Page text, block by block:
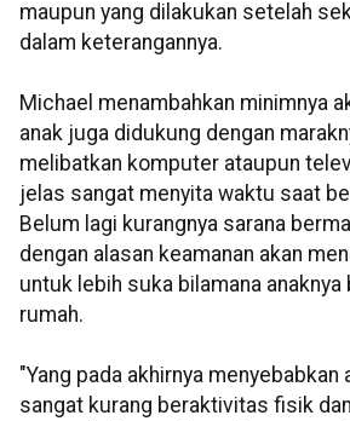
maupun yang dilakukan setelah
dalam keterangannya.
Michael menambahkan minimnya
anak juga didukung dengan
melibatkan komputer ataupun
jelas sangat menyita waktu saat
Belum lagi kurangnya sarana
dengan alasan keamanan akan
untuk lebih suka bilamana anaknya
rumah.
"Yang pada akhirnya menyebabkan
sangat kurang beraktivitas fisik